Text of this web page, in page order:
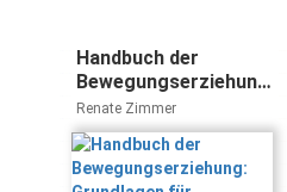
Handbuch der
Bewegungserziehung:
Grundlagen für
Ausbildung und
pädagogische Praxis
Renate Zimmer